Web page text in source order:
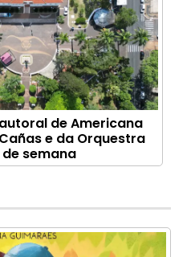
de Americana
e da Orquestra
semana